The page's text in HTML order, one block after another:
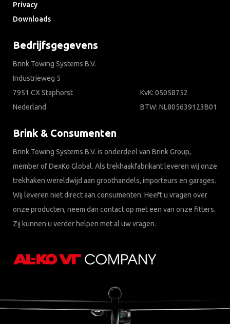
Privacy
Downloads
Bedrijfsgegevens
Brink Towing Systems B.V.
Industrieweg 5
7951 CX Staphorst
Nederland
KvK: 05058752
BTW: NL805639123B01
Brink & Consumenten
Brink Towing Systems B.V. is onderdeel van Brink Group,
member of DexKo Global. Als trekhaakfabrikant leveren wij onze
trekhaken wereldwijd aan groothandels, importeurs en garages.
Wij leveren niet direct aan consumenten. Heeft u vragen over
onze producten, neem dan contact op met een van onze fitters.
Zij kunnen u verder helpen met al uw vragen.